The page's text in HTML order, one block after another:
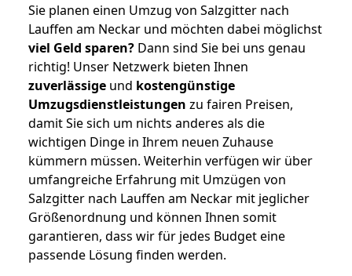
Sie planen einen Umzug von Salzgitter nach
Lauffen am Neckar und möchten dabei möglichst
viel Geld sparen? Dann sind Sie bei uns genau
richtig! Unser Netzwerk bieten Ihnen
zuverlässige und kostengünstige
Umzugsdienstleistungen zu fairen Preisen,
damit Sie sich um nichts anderes als die
wichtigen Dinge in Ihrem neuen Zuhause
kümmern müssen. Weiterhin verfügen wir über
umfangreiche Erfahrung mit Umzügen von
Salzgitter nach Lauffen am Neckar mit jeglicher
Größenordnung und können Ihnen somit
garantieren, dass wir für jedes Budget eine
passende Lösung finden werden.